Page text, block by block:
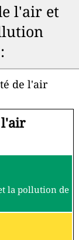
l'air et
de l'air
la pollution de